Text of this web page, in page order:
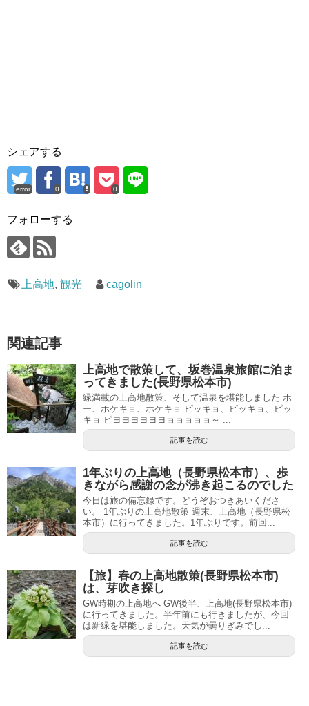
シェアする
error 0 0
フォローする
上高地, 観光 cagolin
関連記事
上高地で散策して、坂巻温泉旅館に泊ま
ってきました(長野県松本市)
緑満載の上高地散策、そして温泉を堪能しました ホ
ー、ホケキョ、ホケキョ ピッキョ、ピッキョ、ピッ
キョ ピヨヨヨヨヨヨョョョョョ～ ...
記事を読む
1年ぶりの上高地（長野県松本市）、歩
きながら感謝の念が沸き起こるのでした
今日は旅の備忘録です。どうぞおつきあいくださ
い。 1年ぶりの上高地散策 週末、上高地（長野県松
本市）に行ってきました。1年ぶりです。前回...
記事を読む
【旅】春の上高地散策(長野県松本市)
は、芽吹き探し
GW時期の上高地へ GW後半、上高地(長野県松本市)
に行ってきました。半年前にも行きましたが、今回
は新緑を堪能しました。天気が曇りぎみでし...
記事を読む